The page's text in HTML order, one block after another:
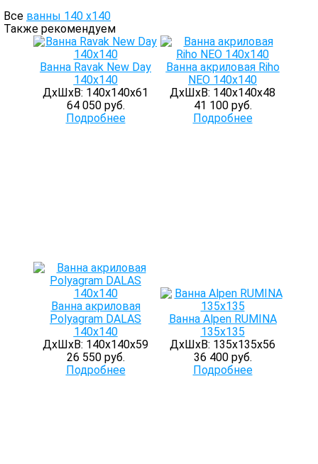
Все ванны 140 х140
Также рекомендуем
Ванна Ravak New Day
140х140
ДхШхВ: 140х140х61
64 050 руб.
Подробнее
Ванна акриловая Riho
NEO 140x140
ДхШхВ: 140х140х48
41 100 руб.
Подробнее
Ванна акриловая
Polyagram DALAS
140х140
ДхШхВ: 140х140х59
26 550 руб.
Подробнее
Ванна Alpen RUMINA
135x135
ДхШхВ: 135х135х56
36 400 руб.
Подробнее